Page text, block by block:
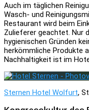
Auch im täglichen
Wasch- und
Restaurant wird beim
Zulieferer geachtet. Nur
hygienischen Gründen
herkömmliche Produkte
Nachhaltigkeit ist im
Sternen Hotel Wolfurt,